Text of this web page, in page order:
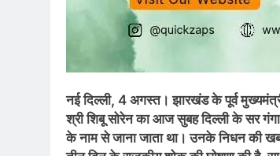
नई दिल्ली, 4 अगस्त। झारखंड के पूर्व
श्री शिबू सोरेन का आज सुबह दिल्ली के सर
के नाम से जाना जाता था। उनके निधन की